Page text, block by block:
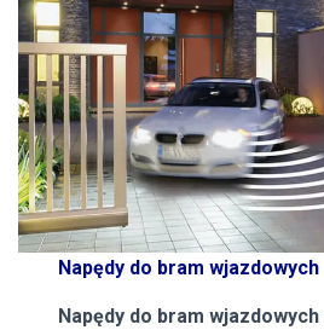
Napędy do bram wjazdowych
Napędy do bram wjazdowych